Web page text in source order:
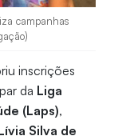
campanhas
inscrições
da Liga
(Laps),
Silva de